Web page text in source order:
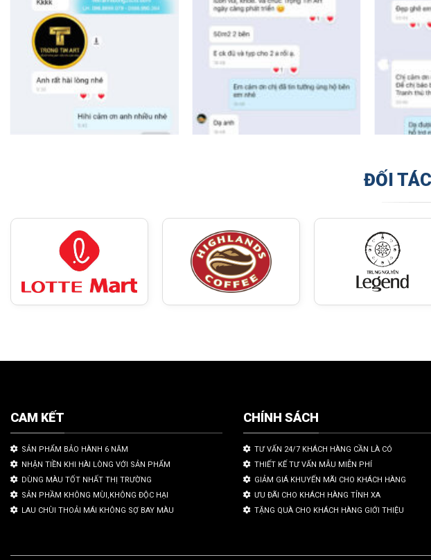
ĐỐI
CAM KẾT
SẢN PHẨM BẢO HÀNH 6 NĂM
NHẬN TIỀN KHI HÀI LÒNG VỚI SẢN PHẨM
DÙNG MÀU TỐT NHẤT THỊ TRƯỜNG
SẢN PHẦM KHÔNG MÙI,KHÔNG ĐỘC HẠI
LAU CHÙI THOẢI MÁI KHÔNG SỢ BAY MÀU
CHÍNH SÁCH
TƯ VẤN 24/7 KHÁCH HÀNG CẦN LÀ CÓ
THIẾT KẾ TƯ VẤN MẪU MIỄN PHÍ
GIẢM GIÁ KHUYẾN MÃI CHO KHÁCH HÀNG
ƯU ĐÃI CHO KHÁCH HÀNG TỈNH XA
TẶNG QUÀ CHO KHÁCH HÀNG GIỚI THIỆU